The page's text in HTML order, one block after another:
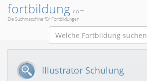
fortbildung.com
Die Suchmaschine für Fortbildungen
Illustrator Schulung